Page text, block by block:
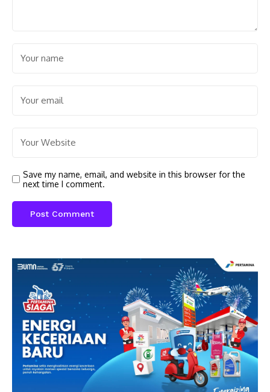
Save my name, email, and website in this browser for the
next time I comment.